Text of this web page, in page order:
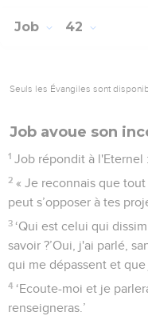
Job 42
Seuls les Évangiles sont
Job avoue son
1 Job répondit à l'Eternel :
2 « Je reconnais que
peut s’opposer à tes
3 ‘Qui est celui qui
savoir ?’Oui, j'ai parlé,
qui me dépassent et que
4 ‘Ecoute-moi et je
renseigneras.’